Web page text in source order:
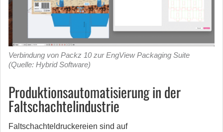
Verbindung von Packz 10 zur EngView Packaging Suite
(Quelle: Hybrid Software)
Produktionsautomatisierung in der
Faltschachtelindustrie
Faltschachteldruckereien sind auf